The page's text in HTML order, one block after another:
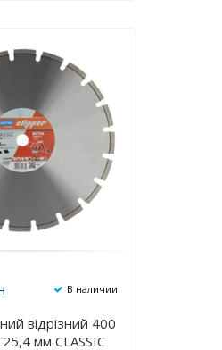
В наличии
відрізний 400
мм CLASSIC